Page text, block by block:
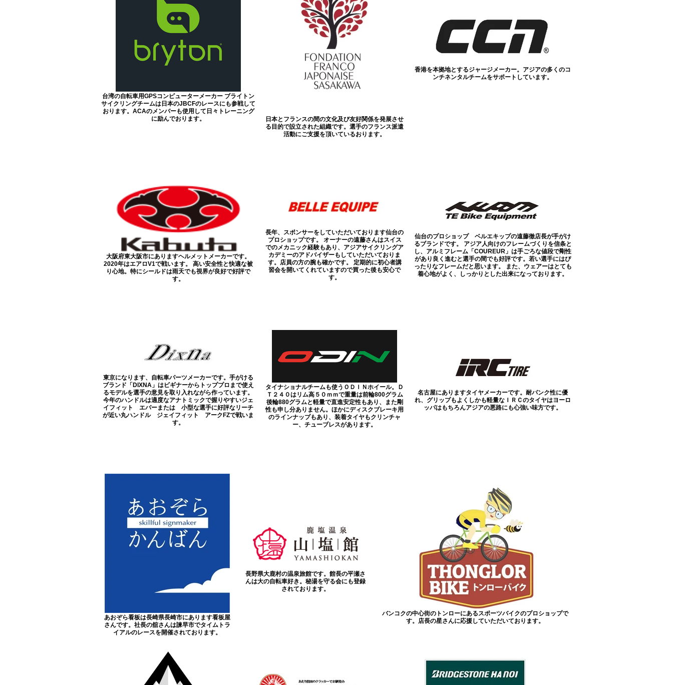
台湾の自転車用GPSコンピューターメーカー ブライトン
サイクリングチームは日本のJBCFのレースにも参戦して
おります。ACAのメンバーも使用して日々トレーニング
に励んでおります。
日本とフランスの間の文化及び友好関係を発展させ
る目的で設立された組織です。選手のフランス派遣
活動にご支援を頂いているおります。
香港を本拠地とするジャージメーカー。アジアの多くのコ
ンチネンタルチームをサポートしています。
大阪府東大阪市にありますヘルメットメーカーです。
2020年はエアロV1で戦います。 高い安全性と快適な被
り心地。特にシールドは雨天でも視界が良好で好評で
す。
長年、スポンサーをしていただいております仙台の
プロショップです。 オーナーの遠藤さんはスイス
でのメカニック経験もあり、アジアサイクリングア
カデミーのアドバイザーもしていただいておりま
す。店員の方の腕も確かです。 定期的に初心者講
習会を開いてくれていますので買った後も安心で
す。
仙台のプロショップ ベルエキップの遠藤徹店長が手がけ
るブランドです。 アジア人向けのフレームづくりを信条と
し、アルミフレーム「COUREUR」は手ごろな値段で剛性
があり良く進むと選手の間でも好評です。若い選手にはぴ
ったりなフレームだと思います。 また、ウェアーはとても
着心地がよく、しっかりとした出来になっております。
東京になります、自転車パーツメーカーです。手がける
ブランド「DIXNA」はビギナーからトッププロまで使え
るモデルを選手の意見を取り入れながら作っています。
今年のハンドルは適度なアナトミックで握りやすいジェ
イフィット エバーまたは 小型な選手に好評なリーチ
が近い丸ハンドル ジェイフィット アークFZで戦いま
す。
タイナショナルチームも使うＯＤＩＮホイール。Ｄ
Ｔ２４０はリム高５０ｍｍで重量は前輪800グラム
後輪880グラムと軽量で直進安定性もあり、また剛
性も申し分ありません。ほかにディスクブレーキ用
のラインナップもあり、装着タイヤもクリンチャ
ー、チューブレスがあります。
名古屋にありますタイヤメーカーです。耐パンク性に優
れ、グリップもよくしかも軽量なＩＲＣのタイヤはヨーロ
ッパはもちろんアジアの悪路にも心強い味方です。
あおぞら看板は長崎県長崎市にあります看板屋
さんです。社長の舘さんは諫早市でタイムトラ
イアルのレースを開催されております。
長野県大鹿村の温泉旅館です。館長の平瀬さ
んは大の自転車好き。秘湯を守る会にも登録
されております。
バンコクの中心街のトンローにあるスポーツバイクのプロショップで
す。店長の星さんに応援していただいております。